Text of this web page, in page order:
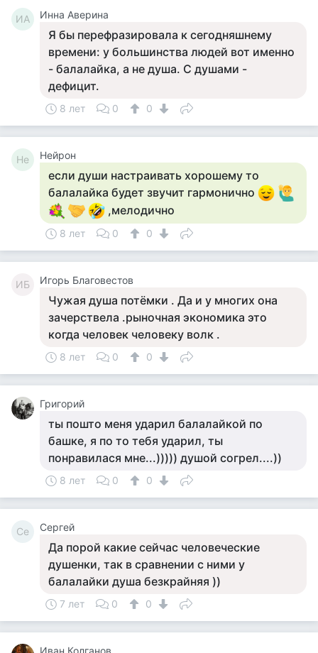
ИА Инна Аверина
Я бы перефразировала к сегодняшнему
времени: у большинства людей вот именно
- балалайка, а не душа. С душами -
дефицит.
8 лет 0 0
Не Нейрон
если души настраивать хорошему то
балалайка будет звучит гармонично
,мелодично
8 лет 0 0
ИБ Игорь Благовестов
Чужая душа потёмки . Да и у многих она
зачерствела .рыночная экономика это
когда человек человеку волк .
8 лет 0 0
Григорий
ты пошто меня ударил балалайкой по
башке, я по то тебя ударил, ты
понравилася мне...))))) душой согрел....))
8 лет 0 0
Се Сергей
Да порой какие сейчас человеческие
душенки, так в сравнении с ними у
балалайки душа безкрайняя ))
7 лет 0 0
Иван Колганов